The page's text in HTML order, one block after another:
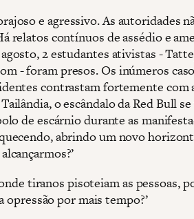
e agressivo. As autoridades
relatos contínuos de assédio e
2 estudantes ativistas -
- foram presos. Os inúmeros
contrastam fortemente com
o escândalo da Red Bull
de escárnio durante as
abrindo um novo
tiranos pisoteiam as pessoas,
opressão por mais tempo?’